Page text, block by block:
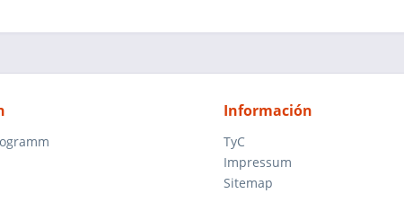
Información
TyC
Impressum
Sitemap